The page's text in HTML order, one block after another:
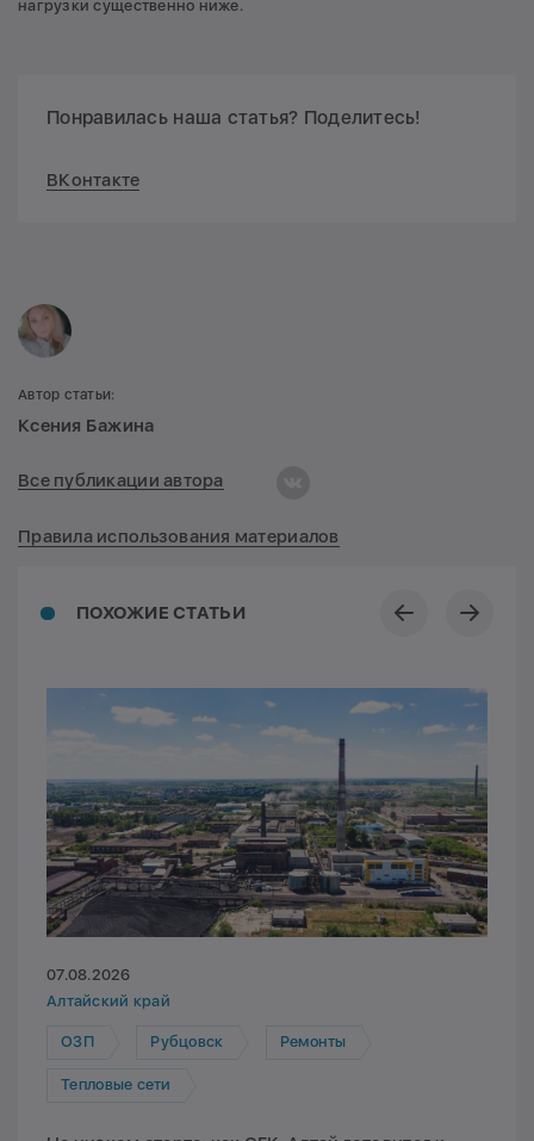
нагрузки существенно ниже.
Понравилась наша статья? Поделитесь!
ВКонтакте
ПОХОЖИЕ СТАТЬИ
07.08.2026
Алтайский край
ОЗП Рубцовск Ремонты
Тепловые сети
Автор статьи:
Ксения Бажина
Все публикации автора
Правила использования материалов